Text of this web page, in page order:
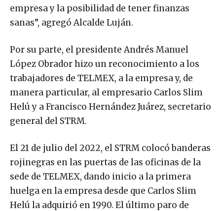
empresa y la posibilidad de tener finanzas
sanas”, agregó Alcalde Luján.
Por su parte, el presidente Andrés Manuel
López Obrador hizo un reconocimiento a los
trabajadores de TELMEX, a la empresa y, de
manera particular, al empresario Carlos Slim
Helú y a Francisco Hernández Juárez, secretario
general del STRM.
El 21 de julio del 2022, el STRM colocó banderas
rojinegras en las puertas de las oficinas de la
sede de TELMEX, dando inicio a la primera
huelga en la empresa desde que Carlos Slim
Helú la adquirió en 1990. El último paro de